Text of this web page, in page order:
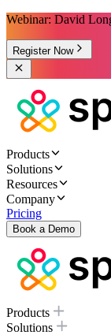
Webinar: David
Register Now
Products
Solutions
Resources
Company
Pricing
Book a Demo
Products
Solutions